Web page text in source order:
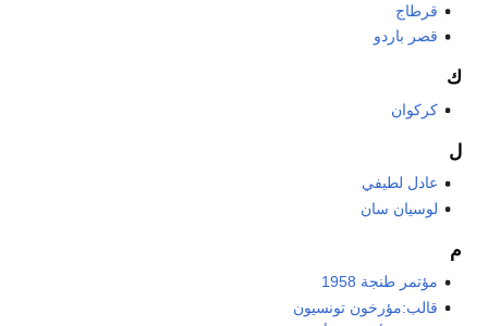
قرطاج
قصر باردو
ك
كركوان
ل
عادل لطيفي
لوسيان سان
م
مؤتمر طنجة 1958
قالب:مؤرخون تونسيون